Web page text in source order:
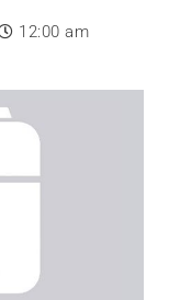
12:00 am